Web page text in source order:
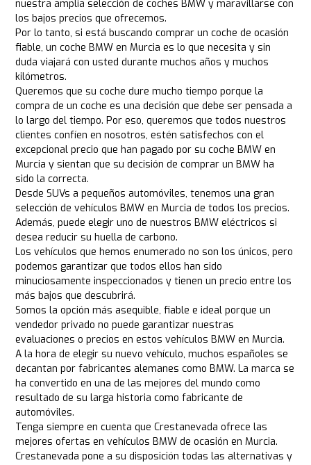
nuestra amplia selección de coches BMW y maravillarse con
los bajos precios que ofrecemos.
Por lo tanto, si está buscando comprar un coche de ocasión
fiable, un coche BMW en Murcia es lo que necesita y sin
duda viajará con usted durante muchos años y muchos
kilómetros.
Queremos que su coche dure mucho tiempo porque la
compra de un coche es una decisión que debe ser pensada a
lo largo del tiempo. Por eso, queremos que todos nuestros
clientes confíen en nosotros, estén satisfechos con el
excepcional precio que han pagado por su coche BMW en
Murcia y sientan que su decisión de comprar un BMW ha
sido la correcta.
Desde SUVs a pequeños automóviles, tenemos una gran
selección de vehículos BMW en Murcia de todos los precios.
Además, puede elegir uno de nuestros BMW eléctricos si
desea reducir su huella de carbono.
Los vehículos que hemos enumerado no son los únicos, pero
podemos garantizar que todos ellos han sido
minuciosamente inspeccionados y tienen un precio entre los
más bajos que descubrirá.
Somos la opción más asequible, fiable e ideal porque un
vendedor privado no puede garantizar nuestras
evaluaciones o precios en estos vehículos BMW en Murcia.
A la hora de elegir su nuevo vehículo, muchos españoles se
decantan por fabricantes alemanes como BMW. La marca se
ha convertido en una de las mejores del mundo como
resultado de su larga historia como fabricante de
automóviles.
Tenga siempre en cuenta que Crestanevada ofrece las
mejores ofertas en vehículos BMW de ocasión en Murcia.
Crestanevada pone a su disposición todas las alternativas y